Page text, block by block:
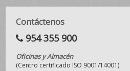
Contáctenos
954 355 900
Oficinas y Almacén
(Centro certificado ISO 9001/14001)